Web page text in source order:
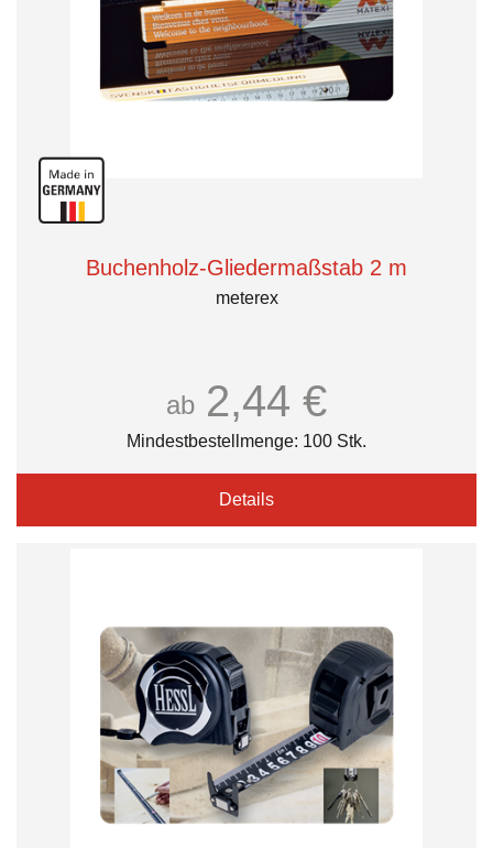
Buchenholz-Gliedermaßstab 2 m
meterex
ab 2,44 €
Mindestbestellmenge: 100 Stk.
Details